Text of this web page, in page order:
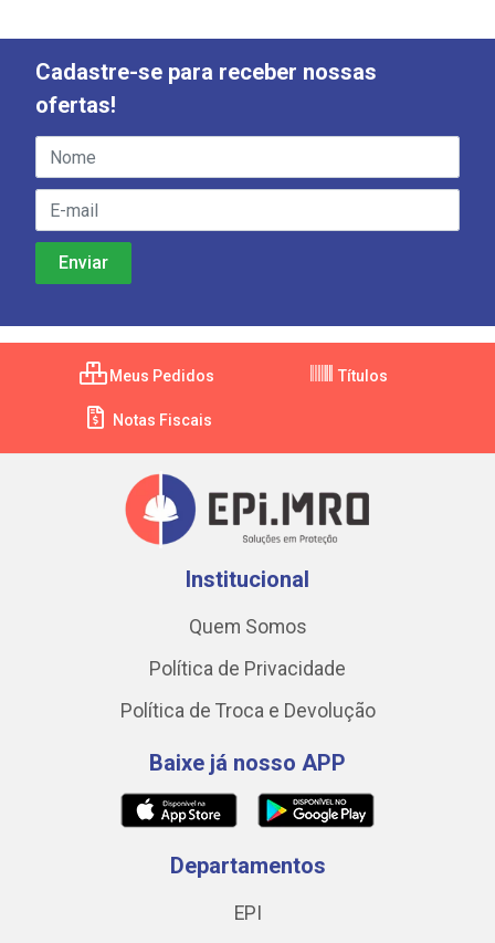
Cadastre-se para receber nossas
ofertas!
Meus Pedidos Títulos
Notas Fiscais
Institucional
Quem Somos
Política de Privacidade
Política de Troca e Devolução
Baixe já nosso APP
Departamentos
EPI